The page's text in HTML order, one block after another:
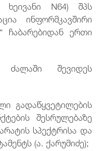
ხეივანი N64) შპს
ინფორმკავშირი
ჩაბარებიდან ერთი
ძალაში შევიდეს
გადაწყვეტილების
შესრულებაზე
სპექტრისა და
(ა. ქარუმიძე);